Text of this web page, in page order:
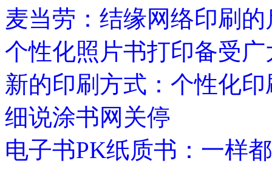
麦当劳：结缘网络印刷的
个性化照片书打印备受
新的印刷方式：个性化
细说涂书网关停
电子书PK纸质书：一样